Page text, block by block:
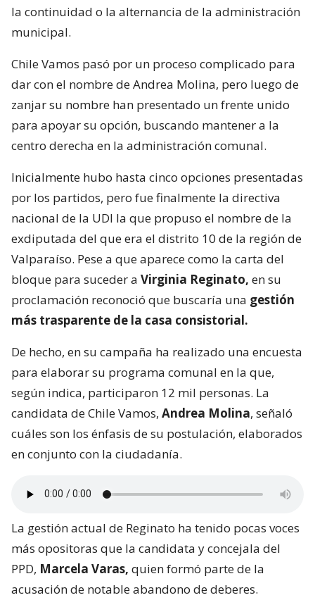
la continuidad o la alternancia de la administración
municipal.
Chile Vamos pasó por un proceso complicado para
dar con el nombre de Andrea Molina, pero luego de
zanjar su nombre han presentado un frente unido
para apoyar su opción, buscando mantener a la
centro derecha en la administración comunal.
Inicialmente hubo hasta cinco opciones presentadas
por los partidos, pero fue finalmente la directiva
nacional de la UDI la que propuso el nombre de la
exdiputada del que era el distrito 10 de la región de
Valparaíso. Pese a que aparece como la carta del
bloque para suceder a Virginia Reginato, en su
proclamación reconoció que buscaría una gestión
más trasparente de la casa consistorial.
De hecho, en su campaña ha realizado una encuesta
para elaborar su programa comunal en la que,
según indica, participaron 12 mil personas. La
candidata de Chile Vamos, Andrea Molina, señaló
cuáles son los énfasis de su postulación, elaborados
en conjunto con la ciudadanía.
La gestión actual de Reginato ha tenido pocas voces
más opositoras que la candidata y concejala del
PPD, Marcela Varas, quien formó parte de la
acusación de notable abandono de deberes.